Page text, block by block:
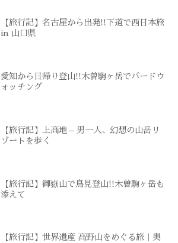
【旅行記】名古屋から出発!!下道で西日本旅
in 山口県
愛知から日帰り登山!!木曽駒ヶ岳でバードウ
ォッチング
【旅行記】上高地 – 男一人、幻想の山岳リ
ゾートを歩く
【旅行記】御嶽山で鳥見登山!!木曽駒ヶ岳も
添えて
【旅行記】世界遺産 高野山をめぐる旅｜奥